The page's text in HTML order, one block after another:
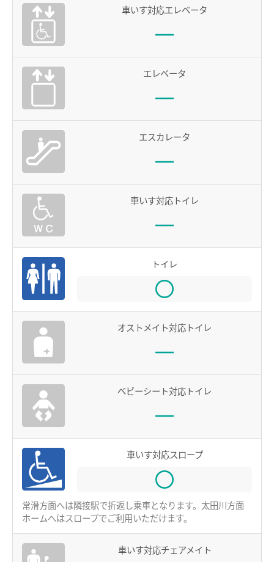
電車沿線ハイキング
お知らせ一覧
よくあるご質問 お問い合わせ
企業情報
サステナビリティ
IR情報
採用情報
manaca
manacaトップ
manacaとは？
manacaの特長
manacaの種類
manacaを買う
manacaを購入する
manaca定期券を購入する
manacaにチャージする
manaca取扱窓口
鉄道・バスで使う
ご利用いただけるエリア
鉄道での使い方
名鉄ミューズポイント
お買物＆フード
名鉄グループ
車いす対応エレベータ
エレベータ
エスカレータ
車いす対応トイレ
トイレ
オストメイト対応トイレ
ベビーシート対応トイレ
車いす対応スロープ
常滑方面へは隣接駅で折返し乗車となります。太田川方面
ホームへはスロープでご利用いただけます。
車いす対応チェアメイト